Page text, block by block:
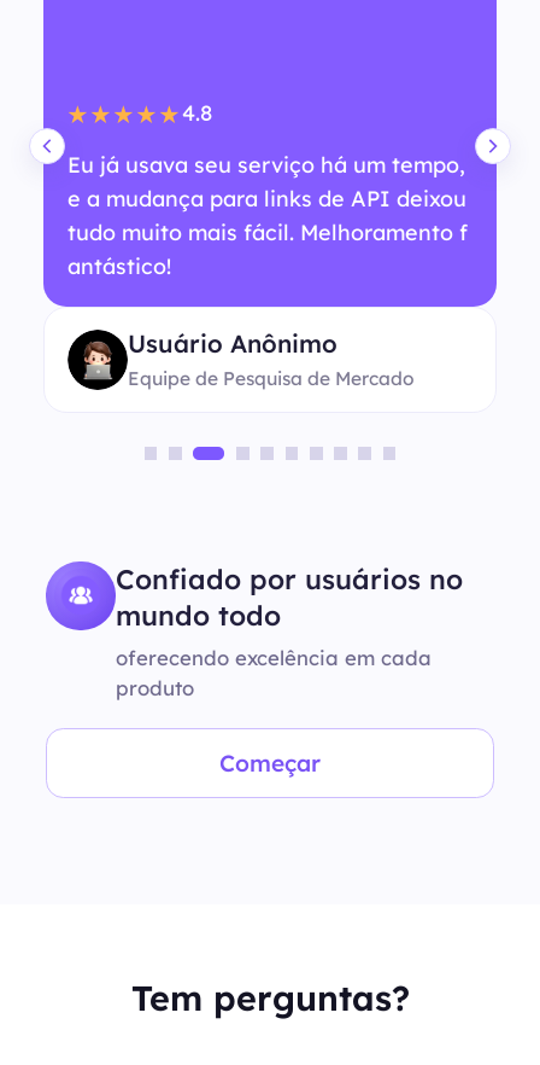
★★★★★4.8
Eu já usava seu serviço há um tempo,
e a mudança para links de API deixou
tudo muito mais fácil. Melhoramento f
antástico!
Usuário Anônimo
Equipe de Pesquisa de Mercado
Confiado por usuários no
mundo todo
oferecendo excelência em cada
produto
Começar
Tem perguntas?